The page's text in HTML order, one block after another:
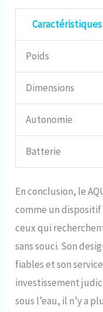
Caractéristiques
Poids
Dimensions
Autonomie
Batterie
En conclusion, le
comme un
ceux qui
sans souci. Son
fiables et son
investissement
sous l’eau, il n’y a